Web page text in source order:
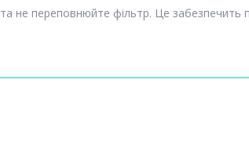
та не переповнюйте фільтр. Це